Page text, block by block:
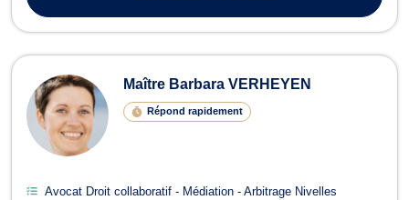
Maître Barbara VERHEYEN
Répond rapidement
Avocat Droit collaboratif - Médiation - Arbitrage Nivelles